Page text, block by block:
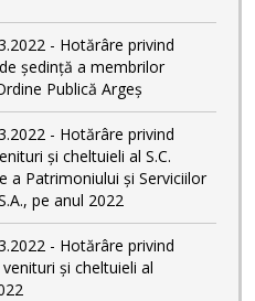
- Hotărâre privind
ședință a membrilor
Publică Argeș
- Hotărâre privind
și cheltuieli al S.C.
a Patrimoniului și Serviciilor
pe anul 2022
- Hotărâre privind
și cheltuieli al